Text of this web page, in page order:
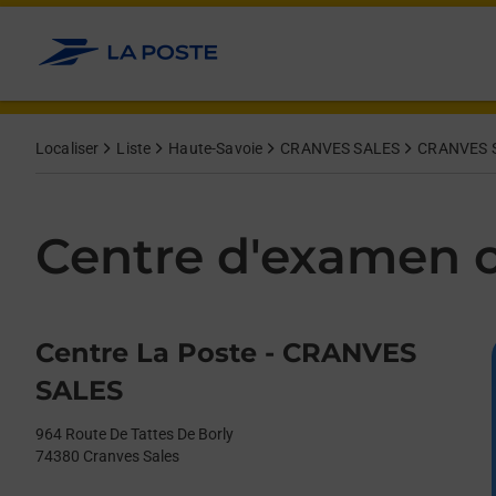
Allez au contenu
Localiser Liste Haute-Savoie CRANVES SALES CRANVES
Centre d'examen
Centre La Poste - CRANVES
SALES
964 Route De Tattes De Borly
74380 Cranves Sales
Day of the WeekHours
Get directions to Centre d&#39;examen code bateau at 964
lien s'ouvre dans un nouvel onglet
Afficher ou masquer la réponse
Afficher ou masquer la réponse
Afficher ou masquer la réponse
Afficher ou masquer la réponse